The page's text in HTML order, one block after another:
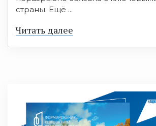
страны. Ещё ...
Читать далее